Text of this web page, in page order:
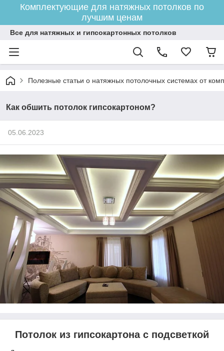
Комплектующие для натяжных потолков по
лучшим ценам
Все для натяжных и гипсокартонных потолков
Полезные статьи о натяжных потолочных системах от
Как обшить потолок гипсокартоном?
05.06.2023
Потолок из гипсокартона с подсветкой